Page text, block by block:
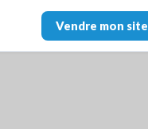
Vendre mon site